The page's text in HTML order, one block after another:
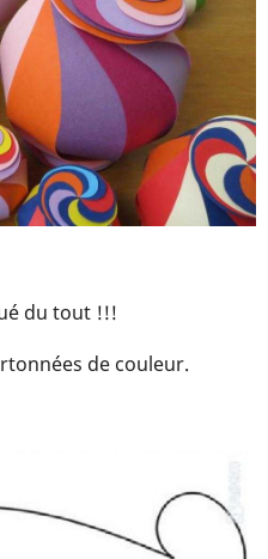
du tout !!!
de couleur.